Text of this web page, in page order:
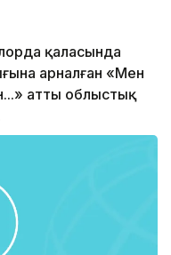
қаласында
арналған «Мен
атты облыстық